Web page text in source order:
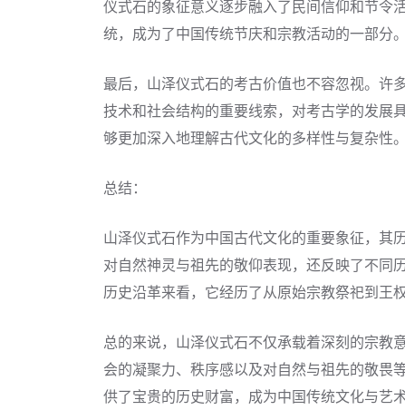
仪式石的象征意义逐步融入了民间信仰和节令
统，成为了中国传统节庆和宗教活动的一部分。
最后，山泽仪式石的考古价值也不容忽视。许
技术和社会结构的重要线索，对考古学的发展
够更加深入地理解古代文化的多样性与复杂性。
总结：
山泽仪式石作为中国古代文化的重要象征，其
对自然神灵与祖先的敬仰表现，还反映了不同
历史沿革来看，它经历了从原始宗教祭祀到王
总的来说，山泽仪式石不仅承载着深刻的宗教
会的凝聚力、秩序感以及对自然与祖先的敬畏
供了宝贵的历史财富，成为中国传统文化与艺